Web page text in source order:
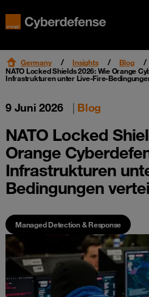
Germany Insights Blog
NATO Locked Shields 2026: Wie Orange
Infrastrukturen unter Live-Fire-
9 Juni 2026 | Blog
NATO Locked
Orange
Infrastrukturen
Bedingungen
Managed Detection & Response